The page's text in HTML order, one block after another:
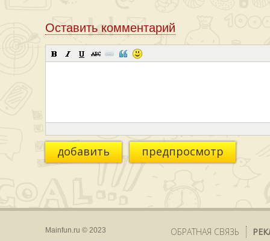
Оставить комментарий
добавить предпросмотр
Mainfun.ru © 2023 ОБРАТНАЯ СВЯЗЬ